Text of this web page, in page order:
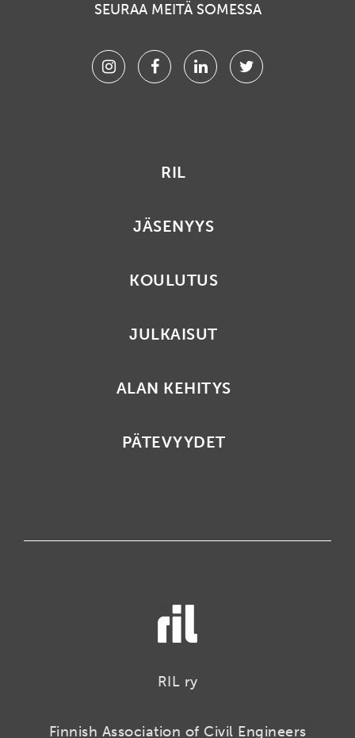
SEURAA MEITÄ SOMESSA
InstagramFacebookLinkedinTwitter
RIL
JÄSENYYS
KOULUTUS
JULKAISUT
ALAN KEHITYS
PÄTEVYYDET
RIL ry
Finnish Association of Civil Engineers